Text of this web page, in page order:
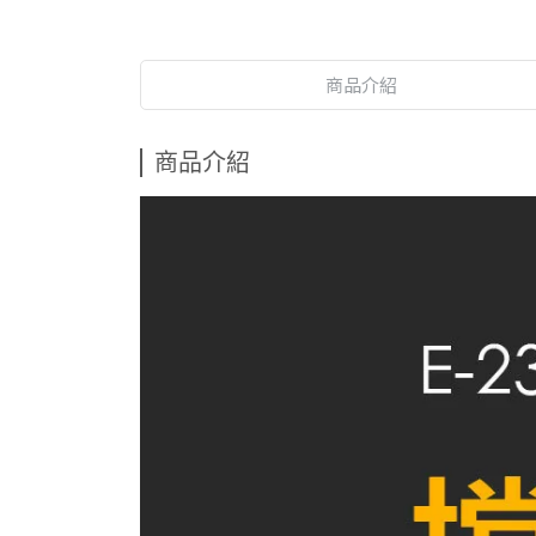
商品介紹
商品介紹